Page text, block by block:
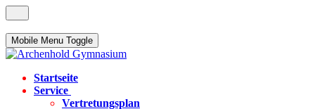
Mobile Menu Toggle
Startseite
Service
Vertretungsplan